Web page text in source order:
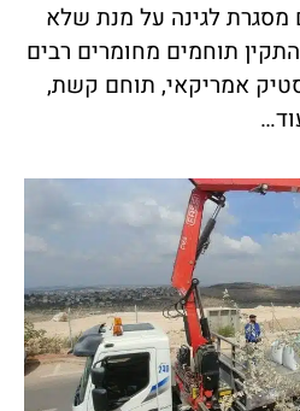
מסגרת לגינה על מנת שלא
תוחמים מחומרים רבים
אמריקאי, תוחם קשת,